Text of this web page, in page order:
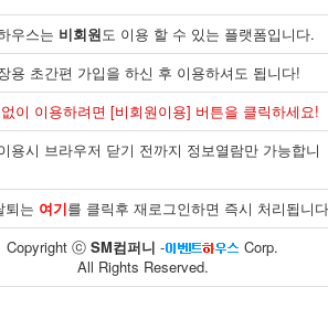
어 30 한국건강증진..50 면사랑 10
우스는 비회원도 이용 할 수 있는 플랫폼입니다.
용 초간편 가입을 하신 후 이용하셔도 됩니다!
이 이용하려면 [비회원이용] 버튼을 클릭하세요!
용시 브라우저 닫기 전까지 정보열람만 가능합니
퇴는 여기를 클릭후 재로그인하면 즉시 처리됩니
Copyright ⓒ SM컴퍼니 -
Corp.
All Rights Reserved.